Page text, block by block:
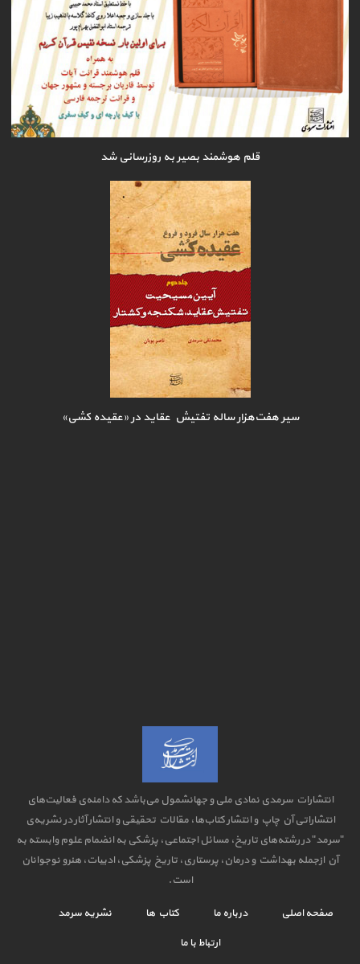
قلم هوشمند بصیر به روزرسانی شد
سیر هفت‌هزار ساله تفتیش عقاید در «عقیده کشی»
انتشارات سرمدی نمادی ملی و جهانشمول می‌باشد که دامنه‌ی فعالیت‌های
انتشاراتی آن چاپ و انتشار کتاب‌ها، مقالات تحقیقی و انتشار آثار در نشریه‌ی
"سرمد" در رشته‌های تاریخ، مسائل اجتماعی، پزشکی به انضمام علوم وابسته به
آن ازجمله بهداشت و درمان، پرستاری، تاریخ پزشکی، ادبیات، هنرو نوجوانان
است.
صفحه اصلی درباره ما کتاب ها
نشریه سرمد
ارتباط با ما